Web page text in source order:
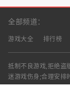
全部频道：
游戏大全 排行榜
抵制不良游戏,拒绝盗
迷游戏伤身;合理安排